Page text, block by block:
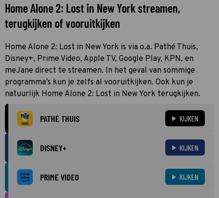
Home Alone 2: Lost in New York streamen,
terugkijken of vooruitkijken
Home Alone 2: Lost in New York is via o.a. Pathé Thuis,
Disney+, Prime Video, Apple TV, Google Play, KPN, en
meJane direct te streamen. In het geval van sommige
programma’s kun je zelfs al vooruitkijken. Ook kun je
natuurlijk Home Alone 2: Lost in New York terugkijken.
PATHÉ THUIS KIJKEN
DISNEY+ KIJKEN
PRIME VIDEO KIJKEN